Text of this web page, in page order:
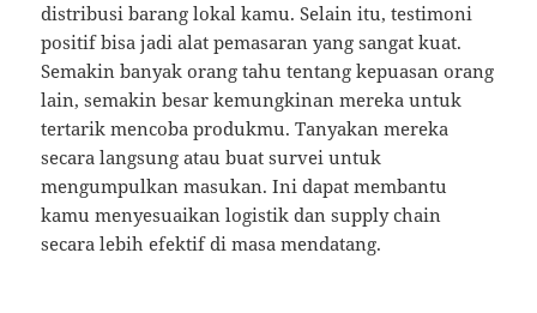
distribusi barang lokal kamu. Selain itu, testimoni
positif bisa jadi alat pemasaran yang sangat kuat.
Semakin banyak orang tahu tentang kepuasan orang
lain, semakin besar kemungkinan mereka untuk
tertarik mencoba produkmu. Tanyakan mereka
secara langsung atau buat survei untuk
mengumpulkan masukan. Ini dapat membantu
kamu menyesuaikan logistik dan supply chain
secara lebih efektif di masa mendatang.